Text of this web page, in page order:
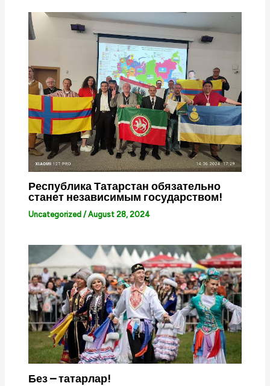
Республика Татарстан обязательно
станет независимым государством!
Uncategorized /August 28, 2024
Без – татарлар!